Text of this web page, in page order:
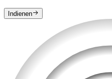
Indienen